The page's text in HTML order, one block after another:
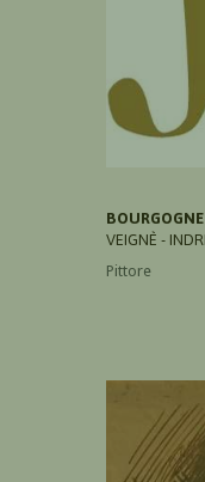
VEIGNÈ -
Pittore